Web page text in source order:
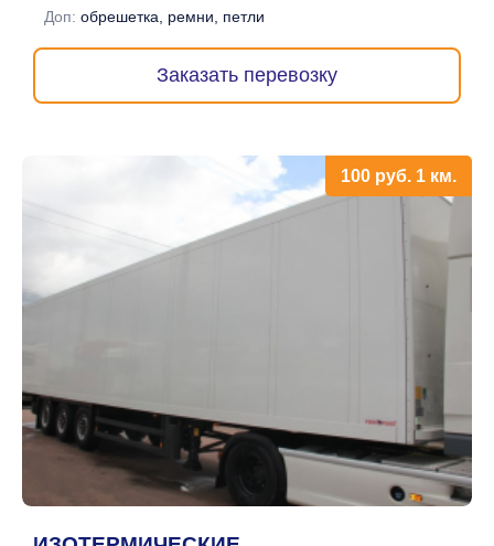
Доп: обрешетка, ремни, петли
Заказать перевозку
100 руб. 1 км.